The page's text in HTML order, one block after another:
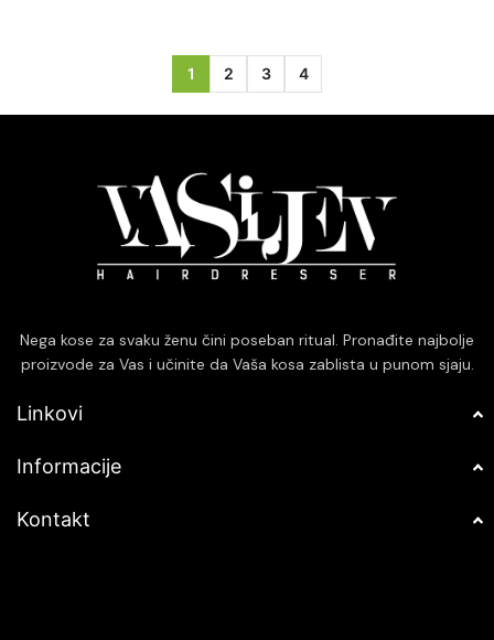
1 2 3 4
Nega kose za svaku ženu čini poseban ritual. Pronađite najbolje
proizvode za Vas i učinite da Vaša kosa zablista u punom sjaju.
Linkovi
Informacije
Kontakt